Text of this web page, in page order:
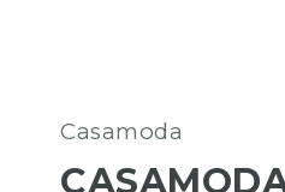
Casamoda